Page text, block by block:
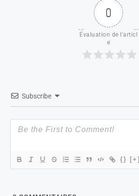
0
Évaluation de l'articl
e
Subscribe
{} [+]